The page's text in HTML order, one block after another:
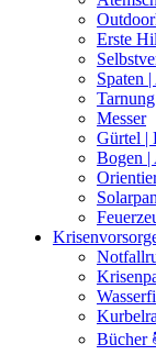
Erste
Spaten
Tarnung
Messer
Gürtel |
Bogen |
Bücher